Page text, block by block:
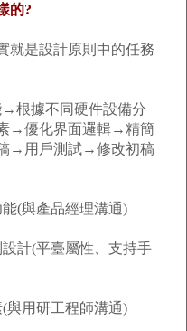
的?
是設計原則中的任務
據不同硬件設備分
→優化界面邏輯→精簡
→用戶測試→修改初稿
(與產品經理溝通)
計(平臺屬性、支持手
用研工程師溝通)